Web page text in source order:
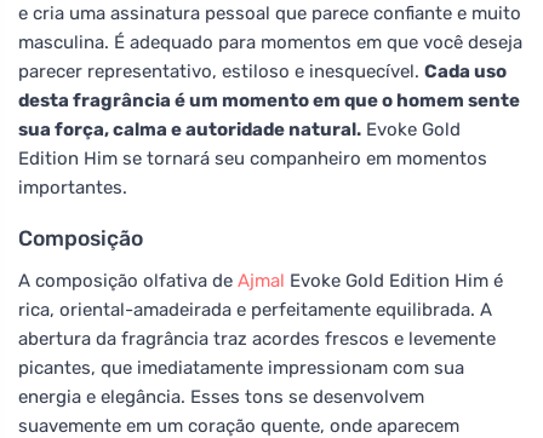
e cria uma assinatura pessoal que parece confiante e muito
masculina. É adequado para momentos em que você deseja
parecer representativo, estiloso e inesquecível. Cada uso
desta fragrância é um momento em que o homem sente
sua força, calma e autoridade natural. Evoke Gold
Edition Him se tornará seu companheiro em momentos
importantes.
Composição
A composição olfativa de Ajmal Evoke Gold Edition Him é
rica, oriental-amadeirada e perfeitamente equilibrada. A
abertura da fragrância traz acordes frescos e levemente
picantes, que imediatamente impressionam com sua
energia e elegância. Esses tons se desenvolvem
suavemente em um coração quente, onde aparecem